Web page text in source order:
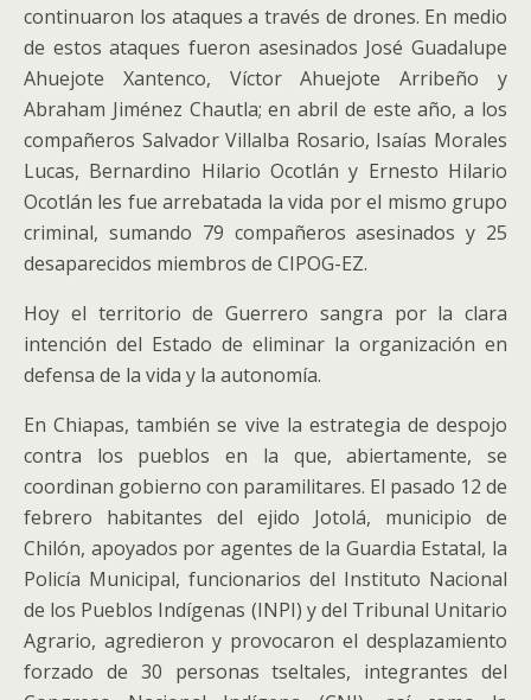
continuaron los ataques a través de drones. En medio
de estos ataques fueron asesinados José Guadalupe
Ahuejote Xantenco, Víctor Ahuejote Arribeño y
Abraham Jiménez Chautla; en abril de este año, a los
compañeros Salvador Villalba Rosario, Isaías Morales
Lucas, Bernardino Hilario Ocotlán y Ernesto Hilario
Ocotlán les fue arrebatada la vida por el mismo grupo
criminal, sumando 79 compañeros asesinados y 25
desaparecidos miembros de CIPOG-EZ.
Hoy el territorio de Guerrero sangra por la clara
intención del Estado de eliminar la organización en
defensa de la vida y la autonomía.
En Chiapas, también se vive la estrategia de despojo
contra los pueblos en la que, abiertamente, se
coordinan gobierno con paramilitares. El pasado 12 de
febrero habitantes del ejido Jotolá, municipio de
Chilón, apoyados por agentes de la Guardia Estatal, la
Policía Municipal, funcionarios del Instituto Nacional
de los Pueblos Indígenas (INPI) y del Tribunal Unitario
Agrario, agredieron y provocaron el desplazamiento
forzado de 30 personas tseltales, integrantes del